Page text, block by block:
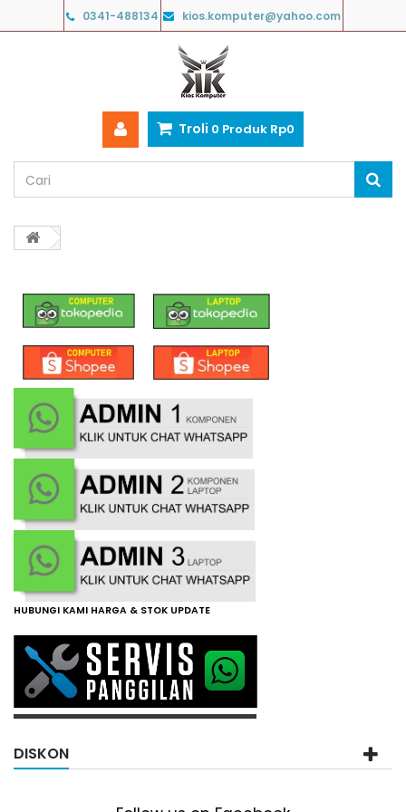
0341-488134 kios.komputer@yahoo.com
Troli 0 Produk Rp‎0
HUBUNGI KAMI HARGA & STOK UPDATE
DISKON